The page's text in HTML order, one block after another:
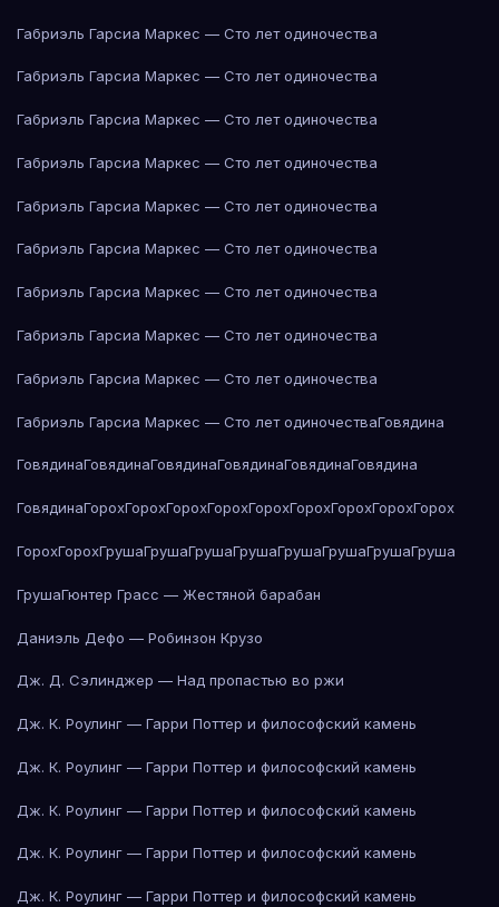
Габриэль Гарсиа Маркес — Сто лет одиночества
Габриэль Гарсиа Маркес — Сто лет одиночества
Габриэль Гарсиа Маркес — Сто лет одиночества
Габриэль Гарсиа Маркес — Сто лет одиночества
Габриэль Гарсиа Маркес — Сто лет одиночества
Габриэль Гарсиа Маркес — Сто лет одиночества
Габриэль Гарсиа Маркес — Сто лет одиночества
Габриэль Гарсиа Маркес — Сто лет одиночества
Габриэль Гарсиа Маркес — Сто лет одиночества
Габриэль Гарсиа Маркес — Сто лет одиночестваГовядина
ГовядинаГовядинаГовядинаГовядинаГовядинаГовядина
ГовядинаГорохГорохГорохГорохГорохГорохГорохГорохГорох
ГорохГорохГрушаГрушаГрушаГрушаГрушаГрушаГрушаГруша
ГрушаГюнтер Грасс — Жестяной барабан
Даниэль Дефо — Робинзон Крузо
Дж. Д. Сэлинджер — Над пропастью во ржи
Дж. К. Роулинг — Гарри Поттер и философский камень
Дж. К. Роулинг — Гарри Поттер и философский камень
Дж. К. Роулинг — Гарри Поттер и философский камень
Дж. К. Роулинг — Гарри Поттер и философский камень
Дж. К. Роулинг — Гарри Поттер и философский камень